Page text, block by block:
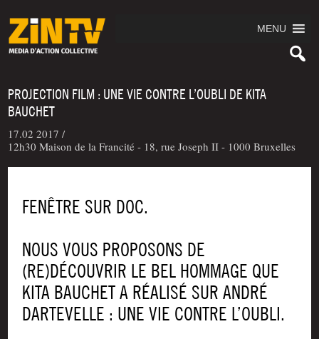
MENU
PROJECTION FILM : UNE VIE CONTRE L’OUBLI DE KITA
BAUCHET
17.02 2017 /
12h30 Maison de la Francité - 18, rue Joseph II - 1000 Bruxelles
FENÊTRE SUR DOC.
NOUS VOUS PROPOSONS DE
(RE)DÉCOUVRIR LE BEL HOMMAGE QUE
KITA BAUCHET A RÉALISÉ SUR ANDRÉ
DARTEVELLE : UNE VIE CONTRE L’OUBLI.